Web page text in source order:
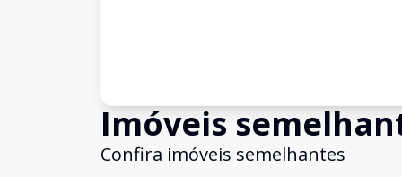
Imóveis
Confira imóveis semelhantes